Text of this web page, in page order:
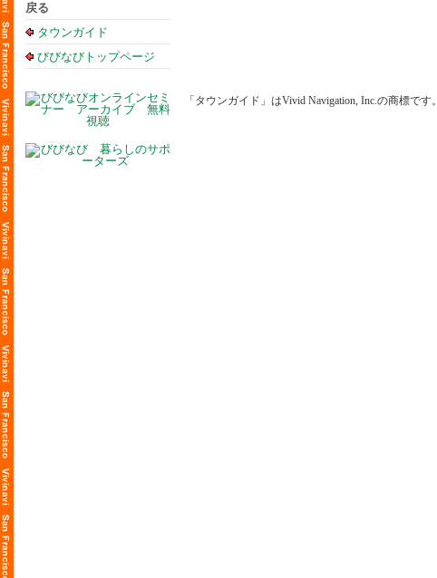
戻る
タウンガイド
びびなびトップページ
「タウンガイド」はVivid Navigation, Inc.の商標です。